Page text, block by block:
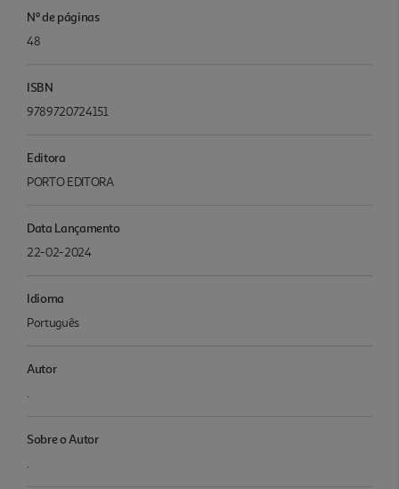
Nº de páginas
48
ISBN
9789720724151
Editora
PORTO EDITORA
Data Lançamento
22-02-2024
Idioma
Português
Autor
.
Sobre o Autor
.